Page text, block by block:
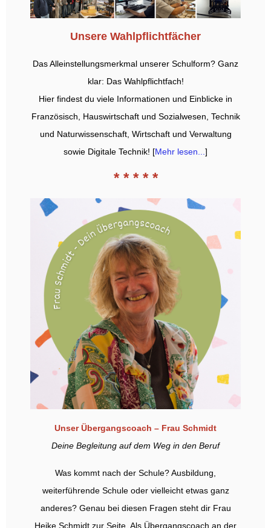
Unsere Wahlpflichtfächer
Das Alleinstellungsmerkmal unserer Schulform? Ganz
klar: Das Wahlpflichtfach!
Hier findest du viele Informationen und Einblicke in
Französisch, Hauswirtschaft und Sozialwesen, Technik
und Naturwissenschaft, Wirtschaft und Verwaltung
sowie Digitale Technik! [Mehr lesen... ]
* * * * *
Unser Übergangscoach – Frau Schmidt
Deine Begleitung auf dem Weg in den Beruf
Was kommt nach der Schule? Ausbildung,
weiterführende Schule oder vielleicht etwas ganz
anderes? Genau bei diesen Fragen steht dir Frau
Heike Schmidt zur Seite. Als Übergangscoach an der